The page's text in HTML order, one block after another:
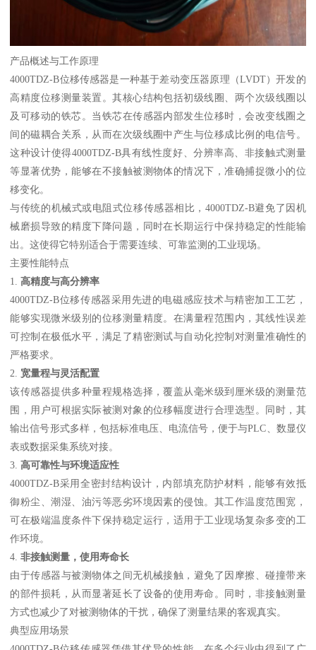
产品概述与工作原理
4000TDZ-B位移传感器是一种基于差动变压器原理（LVDT）开发的
高精度位移测量装置。其核心结构包括初级线圈、两个次级线圈以
及可移动的铁芯。当铁芯在传感器内部发生位移时，会改变线圈之
间的磁耦合关系，从而在次级线圈中产生与位移成比例的电信号。
这种设计使得4000TDZ-B具有线性度好、分辨率高、非接触式测量
等显著优势，能够在不接触被测物体的情况下，准确捕捉微小的位
移变化。
与传统的机械式或电阻式位移传感器相比，4000TDZ-B避免了因机
械磨损导致的精度下降问题，同时在长期运行中保持稳定的性能输
出。这使得它特别适合于需要连续、可靠监测的工业现场。
主要性能特点
1.高精度与高分辨率
4000TDZ-B位移传感器采用先进的电磁感应技术与精密加工工艺，
能够实现微米级别的位移测量精度。在满量程范围内，其线性误差
可控制在极低水平，满足了精密测试与自动化控制对测量准确性的
严格要求。
2. 宽量程与灵活配置
该传感器提供多种量程规格选择，覆盖从毫米级到厘米级的测量范
围，用户可根据实际被测对象的位移幅度进行合理选型。同时，其
输出信号形式多样，包括标准电压、电流信号，便于与PLC、数显仪
表或数据采集系统对接。
3.高可靠性与环境适应性
4000TDZ-B采用全密封结构设计，内部填充防护材料，能够有效抵
御粉尘、潮湿、油污等恶劣环境因素的侵蚀。其工作温度范围宽，
可在极端温度条件下保持稳定运行，适用于工业现场复杂多变的工
作环境。
4.非接触测量，使用寿命长
由于传感器与被测物体之间无机械接触，避免了因摩擦、碰撞带来
的部件损耗，从而显著延长了设备的使用寿命。同时，非接触测量
方式也减少了对被测物体的干扰，确保了测量结果的客观真实。
典型应用场景